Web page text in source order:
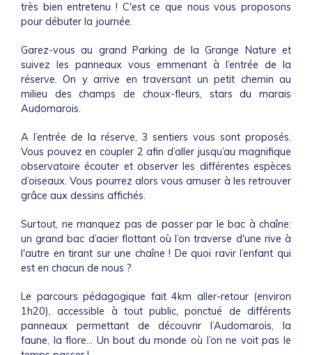
très bien entretenu ! C'est ce que nous vous proposons
pour débuter la journée.
Garez-vous au grand Parking de la Grange Nature et
suivez les panneaux vous emmenant à l’entrée de la
réserve. On y arrive en traversant un petit chemin au
milieu des champs de choux-fleurs, stars du marais
Audomarois.
A l’entrée de la réserve, 3 sentiers vous sont proposés.
Vous pouvez en coupler 2 afin d’aller jusqu’au magnifique
observatoire écouter et observer les différentes espèces
d’oiseaux. Vous pourrez alors vous amuser à les retrouver
grâce aux dessins affichés.
Surtout, ne manquez pas de passer par le bac à chaîne:
un grand bac d’acier flottant où l’on traverse d'une rive à
l'autre en tirant sur une chaîne ! De quoi ravir l’enfant qui
est en chacun de nous ?
Le parcours pédagogique fait 4km aller-retour (environ
1h20), accessible à tout public, ponctué de différents
panneaux permettant de découvrir l’Audomarois, la
faune, la flore… Un bout du monde où l’on ne voit pas le